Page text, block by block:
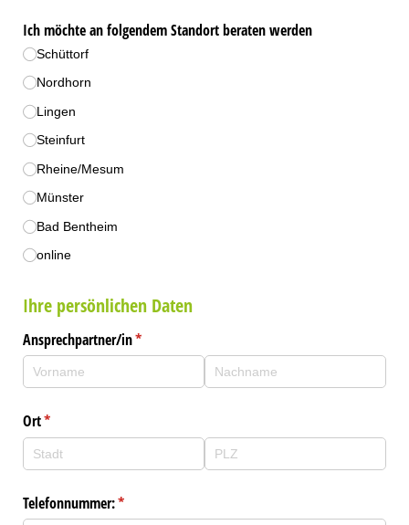
Ich möchte an folgendem Standort beraten werden
Schüttorf
Nordhorn
Lingen
Steinfurt
Rheine/​Mesum
Münster
Bad Bentheim
online
Ihre persönlichen Daten
Ansprechpartner/​in*
(erforderlich)
Ort*
(erforderlich)
Telefonnummer:*
(erforderlich)